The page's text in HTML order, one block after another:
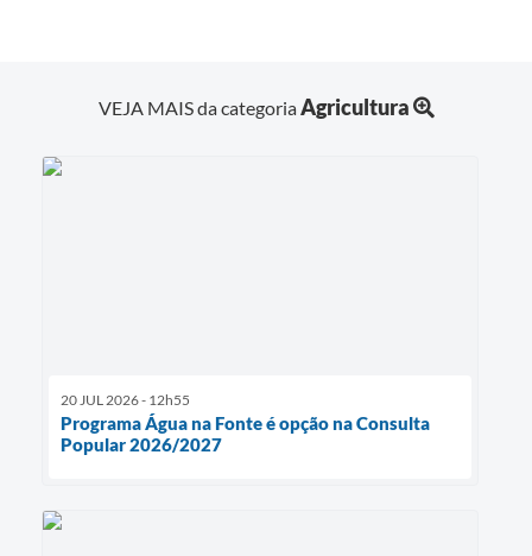
VEJA MAIS da categoriaAgricultura
20 JUL 2026 - 12h55
Programa Água na Fonte é opção na Consulta
Popular 2026/2027